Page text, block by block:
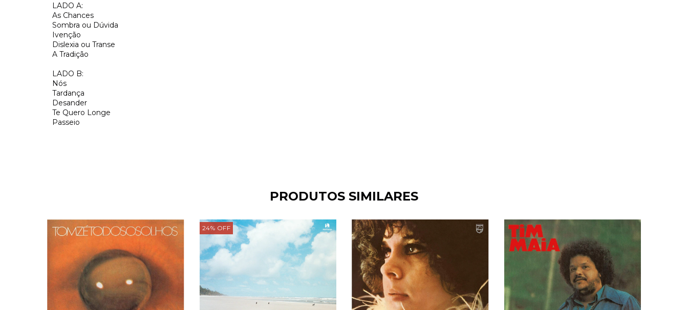
LADO A:
As Chances
Sombra ou Dúvida
Ivenção
Dislexia ou Transe
A Tradição
LADO B:
Nós
Tardança
Desander
Te Quero Longe
Passeio
PRODUTOS SIMILARES
24% OFF